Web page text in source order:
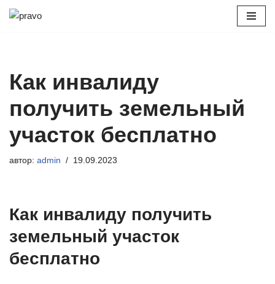
Как инвалиду
получить земельный
участок бесплатно
автор: admin 19.09.2023
Как инвалиду получить
земельный участок
бесплатно